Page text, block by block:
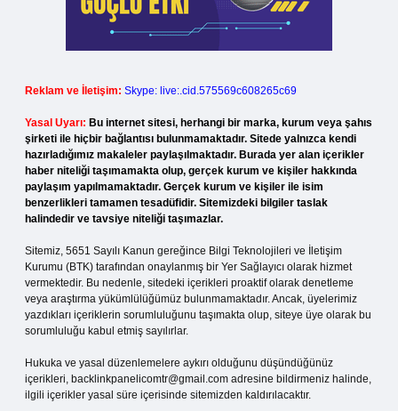
Reklam ve İletişim: Skype: live:.cid.575569c608265c69
Yasal Uyarı: Bu internet sitesi, herhangi bir marka, kurum veya şahıs
şirketi ile hiçbir bağlantısı bulunmamaktadır. Sitede yalnızca kendi
hazırladığımız makaleler paylaşılmaktadır. Burada yer alan içerikler
haber niteliği taşımamakta olup, gerçek kurum ve kişiler hakkında
paylaşım yapılmamaktadır. Gerçek kurum ve kişiler ile isim
benzerlikleri tamamen tesadüfidir. Sitemizdeki bilgiler taslak
halindedir ve tavsiye niteliği taşımazlar.
Sitemiz, 5651 Sayılı Kanun gereğince Bilgi Teknolojileri ve İletişim
Kurumu (BTK) tarafından onaylanmış bir Yer Sağlayıcı olarak hizmet
vermektedir. Bu nedenle, sitedeki içerikleri proaktif olarak denetleme
veya araştırma yükümlülüğümüz bulunmamaktadır. Ancak, üyelerimiz
yazdıkları içeriklerin sorumluluğunu taşımakta olup, siteye üye olarak bu
sorumluluğu kabul etmiş sayılırlar.
Hukuka ve yasal düzenlemelere aykırı olduğunu düşündüğünüz
içerikleri, backlinkpanelicomtr@gmail.com adresine bildirmeniz halinde,
ilgili içerikler yasal süre içerisinde sitemizden kaldırılacaktır.